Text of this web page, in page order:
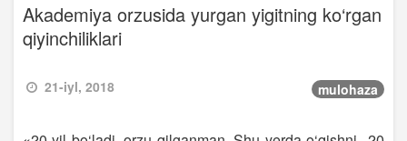
Akademiya orzusida yurgan yigitning ko‘rgan
qiyinchiliklari
21-iyl, 2018 mulohaza